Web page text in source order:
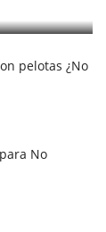
pelotas ¿No
No